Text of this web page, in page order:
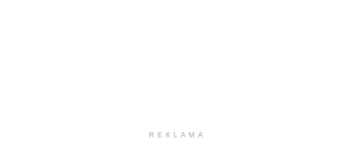
REKLAMA